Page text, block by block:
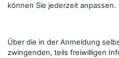
können Sie jederzeit anpassen.
Über die in der Anmeldung
zwingenden, teils freiwilligen